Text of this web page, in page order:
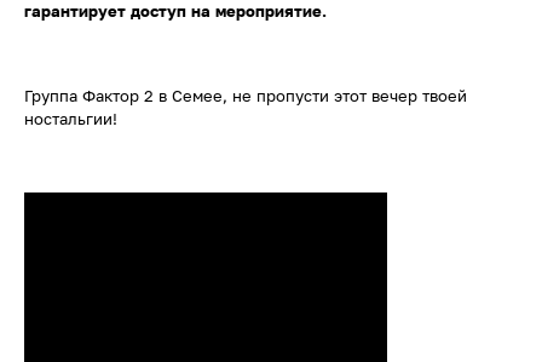
гарантирует доступ на мероприятие.
Группа Фактор 2 в Семее, не пропусти этот вечер твоей
ностальгии!